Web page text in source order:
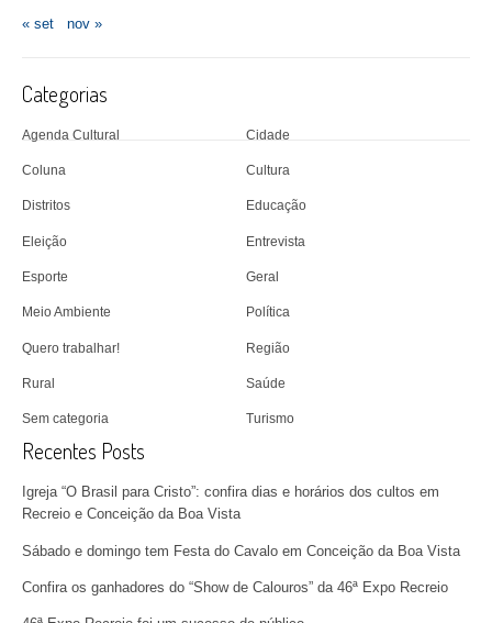
« set nov »
Categorias
Agenda Cultural Cidade
Coluna Cultura
Distritos Educação
Eleição Entrevista
Esporte Geral
Meio Ambiente Política
Quero trabalhar! Região
Rural Saúde
Sem categoria Turismo
Recentes Posts
Igreja “O Brasil para Cristo”: confira dias e horários dos cultos em
Recreio e Conceição da Boa Vista
Sábado e domingo tem Festa do Cavalo em Conceição da Boa Vista
Confira os ganhadores do “Show de Calouros” da 46ª Expo Recreio